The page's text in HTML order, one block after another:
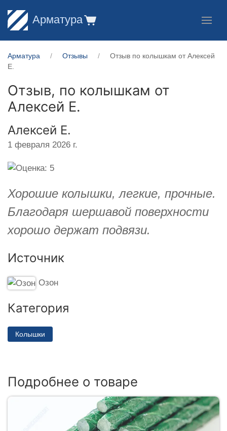
Арматура
Арматура Отзывы
Отзыв по колышкам от Алексей
Е.
Отзыв, по колышкам от
Алексей Е.
Алексей Е.
1 февраля 2026 г.
Хорошие колышки, легкие, прочные.
Благодаря шершавой поверхности
хорошо держат подвязи.
Источник
Озон
Категория
Колышки
Подробнее о товаре